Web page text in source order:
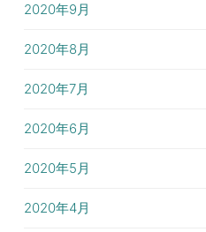
2020年9月
2020年8月
2020年7月
2020年6月
2020年5月
2020年4月